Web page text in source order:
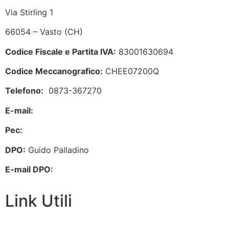
Via Stirling 1
66054 – Vasto (CH)
Codice Fiscale e Partita IVA: 83001630694
Codice Meccanografico: CHEE07200Q
Telefono: 0873-367270
E-mail:
Pec:
DPO: Guido Palladino
E-mail DPO:
Link Utili